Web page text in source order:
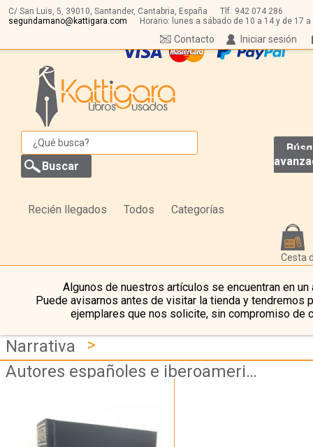
C/ San Luis, 5, 39010, Santander, Cantabria, España Tlf: 942 074 286
segundamano@kattigara.com
Horario: lunes a sábado de 10 a 14 y de 17 a
Iniciar sesión
Contacto
Recién llegados Todos Categorías
Cesta
Algunos de nuestros artículos se encuentran en un
Puede avisarnos antes de visitar la tienda y tendremos
ejemplares que nos solicite, sin compromiso de
Narrativa
>
Autores españoles e iberoamericanos